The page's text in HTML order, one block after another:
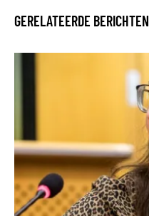
GERELATEERDE BERICHTEN